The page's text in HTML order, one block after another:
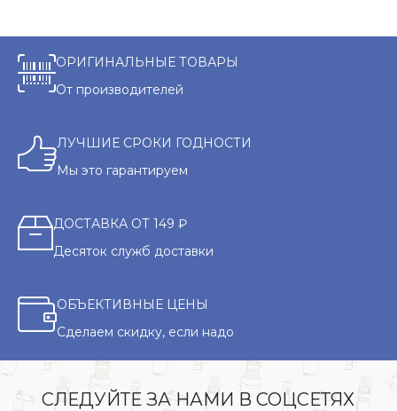
ОРИГИНАЛЬНЫЕ ТОВАРЫ
От производителей
ЛУЧШИЕ СРОКИ ГОДНОСТИ
Мы это гарантируем
ДОСТАВКА ОТ 149 ₽
Десяток служб доставки
ОБЪЕКТИВНЫЕ ЦЕНЫ
Сделаем скидку, если надо
СЛЕДУЙТЕ ЗА НАМИ В СОЦСЕТЯХ